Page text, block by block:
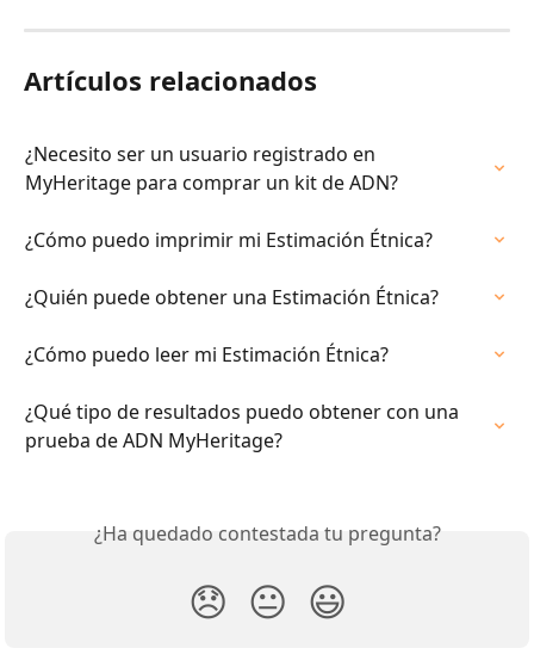
Artículos relacionados
¿Necesito ser un usuario registrado en
MyHeritage para comprar un kit de ADN?
¿Cómo puedo imprimir mi Estimación Étnica?
¿Quién puede obtener una Estimación Étnica?
¿Cómo puedo leer mi Estimación Étnica?
¿Qué tipo de resultados puedo obtener con una
prueba de ADN MyHeritage?
¿Ha quedado contestada tu pregunta?
😞 😐 😃